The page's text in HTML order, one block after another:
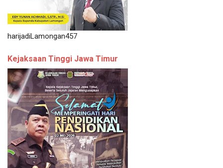
harijadiLamongan457
Kejaksaan Tinggi Jawa Timur